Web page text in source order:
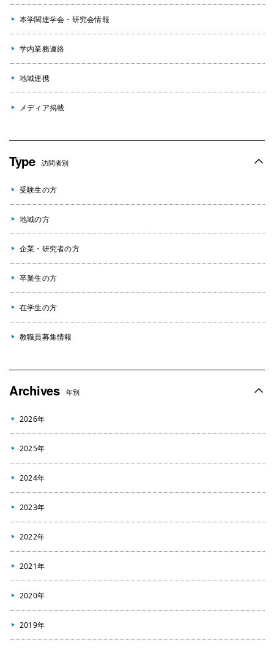
本学関連学会・研究会情報
学内業務連絡
地域連携
メディア掲載
Type 訪問者別
受験生の方
地域の方
企業・研究者の方
卒業生の方
在学生の方
教職員募集情報
Archives 年別
2026年
2025年
2024年
2023年
2022年
2021年
2020年
2019年